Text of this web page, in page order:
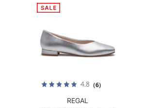
4.8 （6）
REGAL